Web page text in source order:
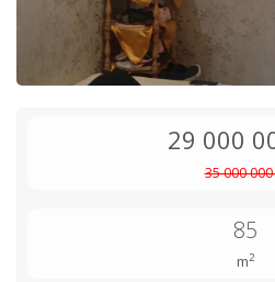
29 000
35 000 000
85
m2